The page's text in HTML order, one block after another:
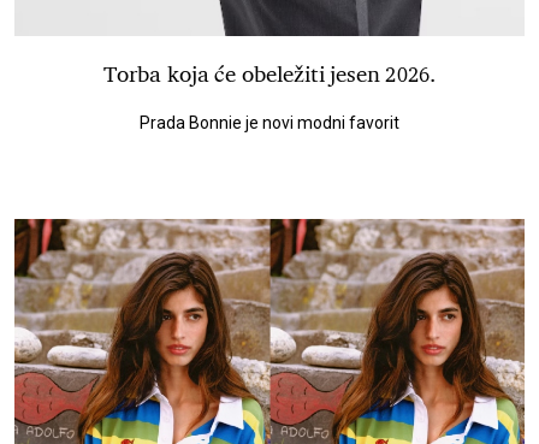
Torba koja će obeležiti jesen 2026.
Prada Bonnie je novi modni favorit